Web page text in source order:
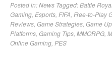
Posted in:News Tagged:Battle
Gaming, Esports, FIFA, Free-to-Play
Reviews, Game Strategies, Game
Platforms, Gaming Tips, MMORPG,
Online Gaming, PES